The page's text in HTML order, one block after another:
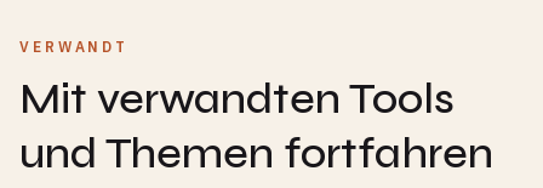
VERWANDT
Mit verwandten Tools
und Themen fortfahren